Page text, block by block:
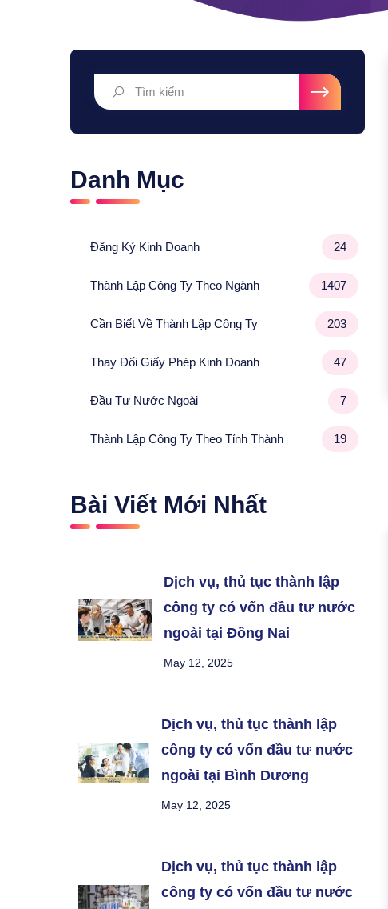
Danh Mục
Đăng Ký Kinh Doanh 24
Thành Lập Công Ty Theo Ngành 1407
Cần Biết Về Thành Lập Công Ty 203
Thay Đổi Giấy Phép Kinh Doanh 47
Đầu Tư Nước Ngoài 7
Thành Lập Công Ty Theo Tỉnh Thành 19
Bài Viết Mới Nhất
Dịch vụ, thủ tục thành lập
công ty có vốn đầu tư nước
ngoài tại Đồng Nai
May 12, 2025
Dịch vụ, thủ tục thành lập
công ty có vốn đầu tư nước
ngoài tại Bình Dương
May 12, 2025
Dịch vụ, thủ tục thành lập
công ty có vốn đầu tư nước